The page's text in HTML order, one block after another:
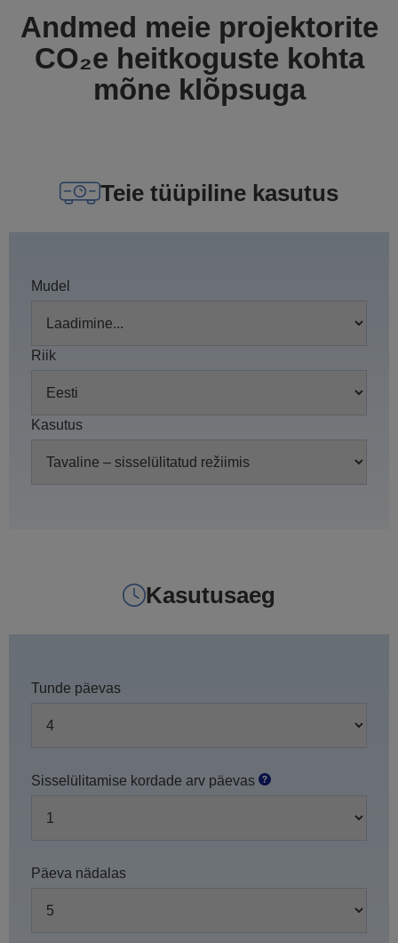
Andmed meie projektorite
CO₂e heitkoguste kohta
mõne klõpsuga
Teie tüüpiline kasutus
Mudel
Riik
Kasutus
Kasutusaeg
Tunde päevas
Sisselülitamise kordade arv päevas
Päeva nädalas